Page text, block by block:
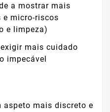
a mostrar mais
micro-riscos
e limpeza)
mais cuidado
impecável
aspeto mais discreto e